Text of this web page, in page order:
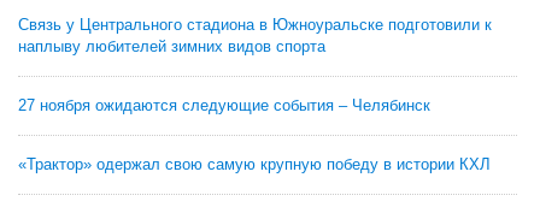
Связь у Центрального стадиона в Южноуральске подготовили к
наплыву любителей зимних видов спорта
27 ноября ожидаются следующие события – Челябинск
«Трактор» одержал свою самую крупную победу в истории КХЛ